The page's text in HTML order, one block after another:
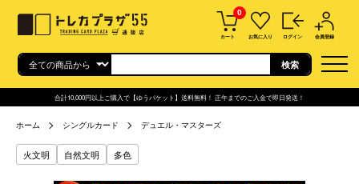
0
カート お気に入り ログイン 会員登録
合計10,000円以上ご購入で【ゆうパケット】送料無料！ 正午までのご入金で即日発送！
ホーム シングルカード デュエル・マスターズ
火文明 自然文明 多色